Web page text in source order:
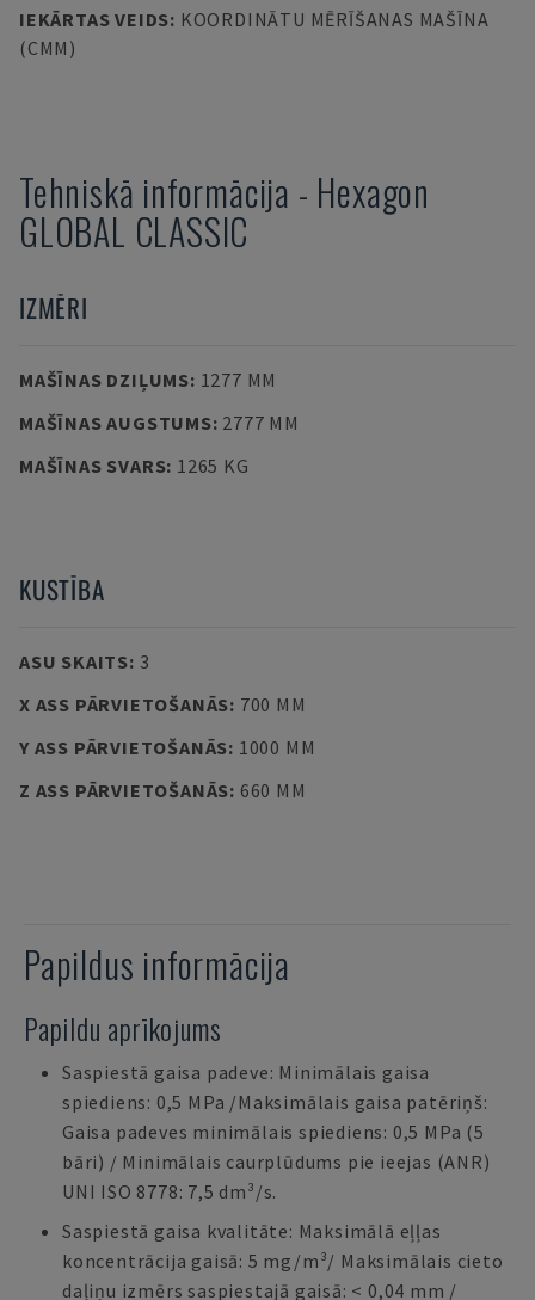
IEKĀRTAS VEIDS: KOORDINĀTU MĒRĪŠANAS MAŠĪNA
(CMM)
Tehniskā informācija - Hexagon
GLOBAL CLASSIC
IZMĒRI
MAŠĪNAS DZIĻUMS: 1277 MM
MAŠĪNAS AUGSTUMS: 2777 MM
MAŠĪNAS SVARS: 1265 KG
KUSTĪBA
ASU SKAITS: 3
X ASS PĀRVIETOŠANĀS: 700 MM
Y ASS PĀRVIETOŠANĀS: 1000 MM
Z ASS PĀRVIETOŠANĀS: 660 MM
Papildus informācija
Papildu aprīkojums
Saspiestā gaisa padeve: Minimālais gaisa
spiediens: 0,5 MPa /Maksimālais gaisa patēriņš:
Gaisa padeves minimālais spiediens: 0,5 MPa (5
bāri) / Minimālais caurplūdums pie ieejas (ANR)
UNI ISO 8778: 7,5 dm³/s.
Saspiestā gaisa kvalitāte: Maksimālā eļļas
koncentrācija gaisā: 5 mg/m³/ Maksimālais cieto
daļiņu izmērs saspiestajā gaisā: < 0,04 mm /